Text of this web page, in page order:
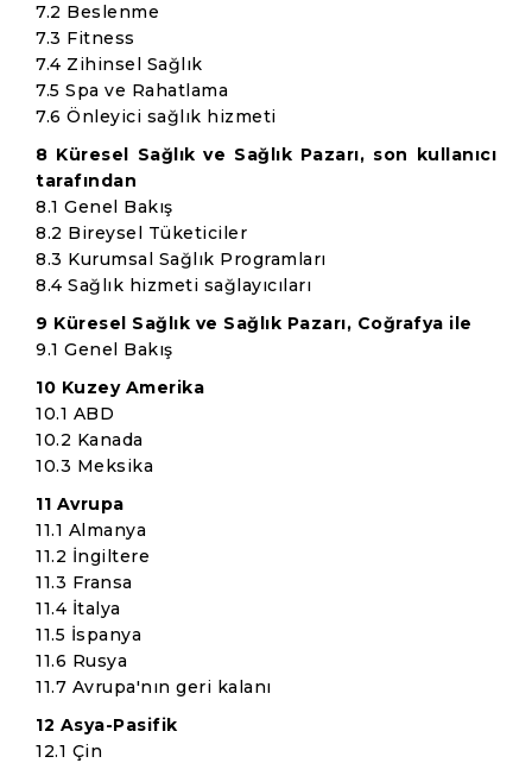
7.2 Beslenme
7.3 Fitness
7.4 Zihinsel Sağlık
7.5 Spa ve Rahatlama
7.6 Önleyici sağlık hizmeti
8 Küresel Sağlık ve Sağlık Pazarı, son kullanıcı
tarafından
8.1 Genel Bakış
8.2 Bireysel Tüketiciler
8.3 Kurumsal Sağlık Programları
8.4 Sağlık hizmeti sağlayıcıları
9 Küresel Sağlık ve Sağlık Pazarı, Coğrafya ile
9.1 Genel Bakış
10 Kuzey Amerika
10.1 ABD
10.2 Kanada
10.3 Meksika
11 Avrupa
11.1 Almanya
11.2 İngiltere
11.3 Fransa
11.4 İtalya
11.5 İspanya
11.6 Rusya
11.7 Avrupa'nın geri kalanı
12 Asya-Pasifik
12.1 Çin